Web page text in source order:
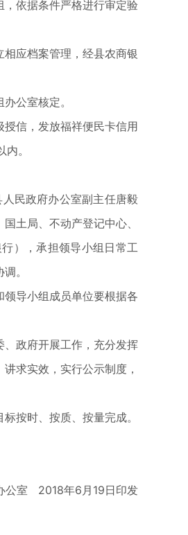
，依据条件严格进行审定验
应档案管理，经县农商银
公室核定。
信，发放福祥便民卡信用
。
民政府办公室副主任唐毅
土局、不动产登记中心、
），承担领导小组日常工
。
领导小组成员单位要根据各
、政府开展工作，充分发挥
求实效，实行公示制度，
按时、按质、按量完成。
公室 2018年6月19日印发